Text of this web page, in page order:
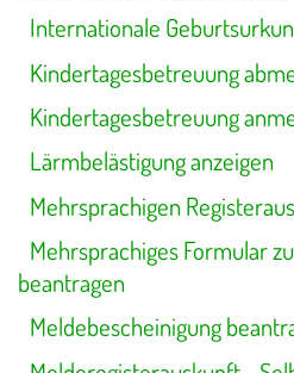
Internationale
Kindertagesbetreuung
Kindertagesbetreuung
Lärmbelästigung anzeigen
Mehrsprachigen
Mehrsprachiges Formular
beantragen
Meldebescheinigung